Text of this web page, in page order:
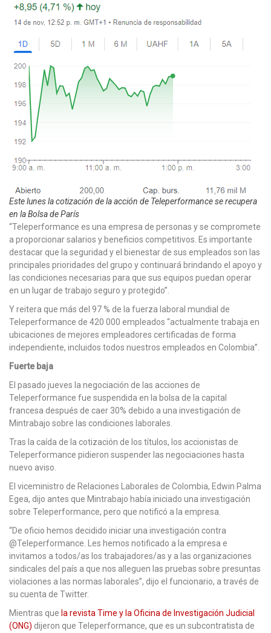
Este lunes la cotización de la acción de Teleperformance se recupera
en la Bolsa de París
“Teleperformance es una empresa de personas y se compromete
a proporcionar salarios y beneficios competitivos. Es importante
destacar que la seguridad y el bienestar de sus empleados son las
principales prioridades del grupo y continuará brindando el apoyo y
las condiciones necesarias para que sus equipos puedan operar
en un lugar de trabajo seguro y protegido”.
Y reitera que más del 97 % de la fuerza laboral mundial de
Teleperformance de 420 000 empleados “actualmente trabaja en
ubicaciones de mejores empleadores certificadas de forma
independiente, incluidos todos nuestros empleados en Colombia”.
Fuerte baja
El pasado jueves la negociación de las acciones de
Teleperformance fue suspendida en la bolsa de la capital
francesa después de caer 30% debido a una investigación de
Mintrabajo sobre las condiciones laborales.
Tras la caída de la cotización de los títulos, los accionistas de
Teleperformance pidieron suspender las negociaciones hasta
nuevo aviso.
El viceministro de Relaciones Laborales de Colombia, Edwin Palma
Egea, dijo antes que Mintrabajo había iniciado una investigación
sobre Teleperformance, pero que notificó a la empresa.
“De oficio hemos decidido iniciar una investigación contra
@Teleperformance. Les hemos notificado a la empresa e
invitamos a todos/as los trabajadores/as y a las organizaciones
sindicales del país a que nos alleguen las pruebas sobre presuntas
violaciones a las normas laborales”, dijo el funcionario, a través de
su cuenta de Twitter.
Mientras que la revista Time y la Oficina de Investigación Judicial
(ONG) dijeron que Teleperformance, que es un subcontratista de